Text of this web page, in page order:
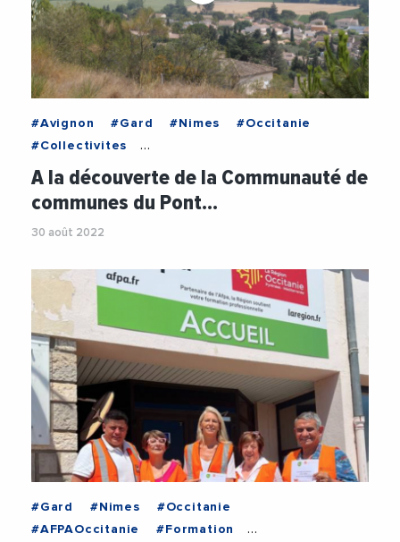
#Avignon #Gard #Nimes
#Occitanie
#Collectivites
#CommunauteDeCommunesDuPontDuGard
#Nimes
#Occitanie
#Patrimoine
#Tourisme
A la découverte de la Communauté de
communes du Pont…
30 août 2022
#Gard #Nimes
#Occitanie
#AFPAOccitanie
#Formation